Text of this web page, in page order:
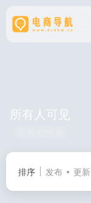
所有人可见
排序 发布 更新